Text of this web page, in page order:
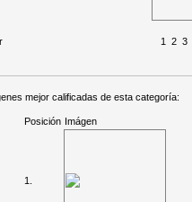
1 2 3
mejor calificadas de esta categoría:
Posición Imágen
1.